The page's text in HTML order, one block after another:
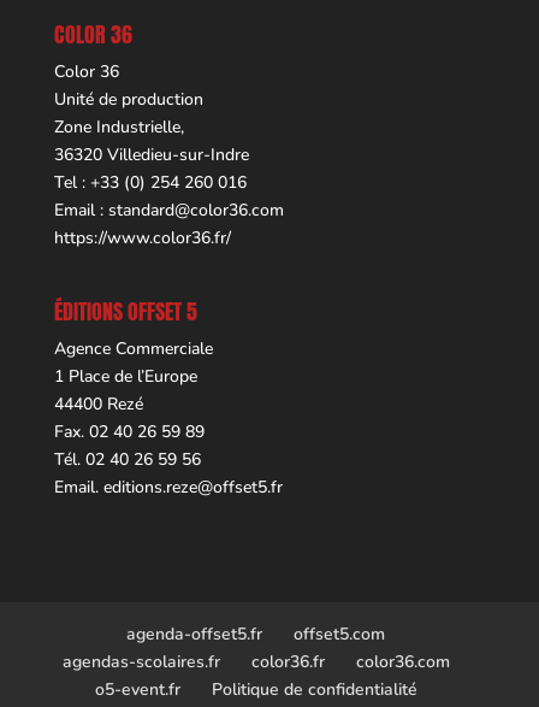
COLOR 36
Color 36
Unité de production
Zone Industrielle,
36320 Villedieu-sur-Indre
Tel : +33 (0) 254 260 016
Email : standard@color36.com
https://www.color36.fr/
ÉDITIONS OFFSET 5
Agence Commerciale
1 Place de l’Europe
44400 Rezé
Fax. 02 40 26 59 89
Tél. 02 40 26 59 56
Email. editions.reze@offset5.fr
agenda-offset5.fr
offset5.com
agendas-scolaires.fr
color36.fr
color36.com
o5-event.fr
Politique de confidentialité